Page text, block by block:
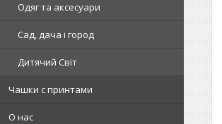
Одяг та аксесуари
Сад, дача і город
Дитячий Світ
Чашки с принтами
О нас